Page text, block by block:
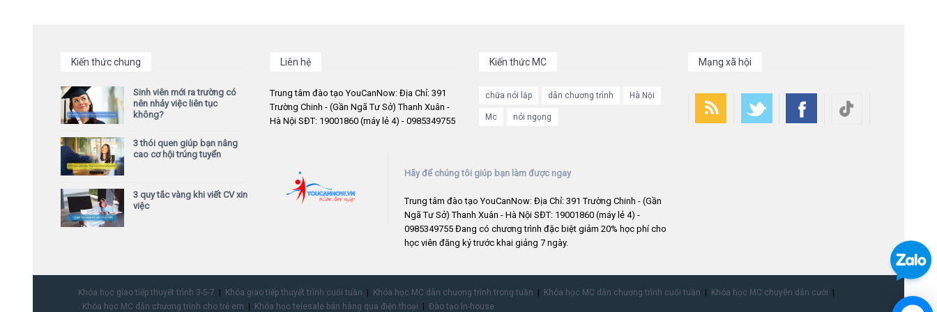
Kiến thức chung
Sinh viên mới ra trường có
nên nhảy việc liên tục
không?
3 thói quen giúp bạn nâng
cao cơ hội trúng tuyển
3 quy tắc vàng khi viết CV xin
việc
Liên hệ
Trung tâm đào tạo YouCanNow: Địa Chỉ: 391
Trường Chinh - (Gần Ngã Tư Sở) Thanh Xuân -
Hà Nội SĐT: 19001860 (máy lẻ 4) - 0985349755
Kiến thức MC
chữa nói lắp dẫn chương trình Hà Nội
Mc nói ngọng
Mạng xã hội
Hãy để chúng tôi giúp bạn làm được ngay
Trung tâm đào tạo YouCanNow: Địa Chỉ: 391 Trường Chinh - (Gần
Ngã Tư Sở) Thanh Xuân - Hà Nội SĐT: 19001860 (máy lẻ 4) -
0985349755 Đang có chương trình đặc biệt giảm 20% học phí cho
học viên đăng ký trước khai giảng 7 ngày.
Khóa học giao tiếp thuyết trình 3-5-7 Khóa giao tiếp thuyết trình cuối tuần Khóa học MC dẫn chương trình trong tuần Khóa học MC dẫn chương trình cuối tuần
Khóa học MC chuyên dẫn cưới
Khóa học MC dẫn chương trình cho trẻ em
Khóa học telesale bán hàng qua điện thoại Đào tạo In-house